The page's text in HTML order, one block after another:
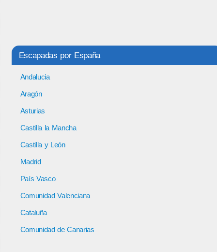
Escapadas por España
Andalucia
Aragón
Asturias
Castilla la Mancha
Castilla y León
Madrid
País Vasco
Comunidad Valenciana
Cataluña
Comunidad de Canarias